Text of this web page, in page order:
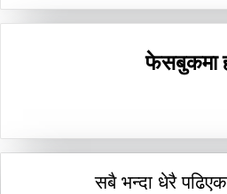
फेसबुकमा
सबै भन्दा धेरै